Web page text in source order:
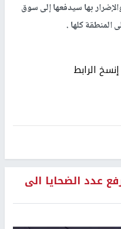
بها سيدفعها إلى سوق
المنطقة كلها .
إنسخ الرابط
عدد الضحايا الى